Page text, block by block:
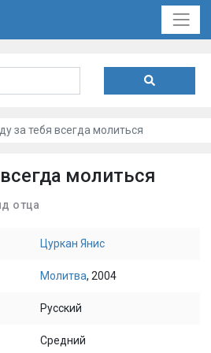
за тебя всегда молиться
молиться
отца
Цуркан Янис
Молитва, 2004
Русский
Средний